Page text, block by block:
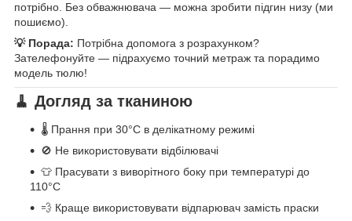
потрібно. Без обважнювача — можна зробити підгин низу (ми
пошиємо).
💡 Порада: Потрібна допомога з розрахунком?
Зателефонуйте — підрахуємо точний метраж та порадимо
модель тюлю!
🧹 Догляд за тканиною
🌡️ Прання при 30°C в делікатному режимі
🚫 Не використовувати відбілювачі
👕 Прасувати з виворітного боку при температурі до
110°C
💨 Краще використовувати відпарювач замість праски